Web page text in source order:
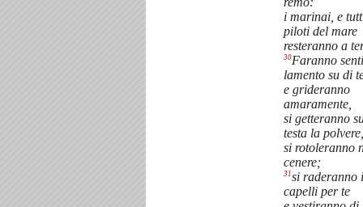
i marinai, e
piloti del mare
resteranno a
30Faranno
lamento su di
e grideranno
amaramente,
si getteranno
testa la polvere,
si rotoleranno
cenere;
31si raderanno i
capelli per te